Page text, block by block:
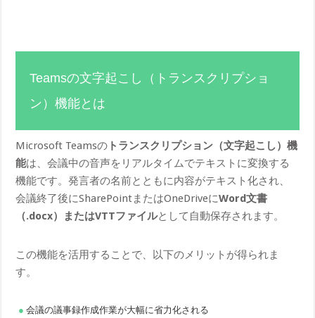
Teamsの文字起こし（トランスクリプショ
ン）機能とは
Microsoft Teamsの トランスクリプション（文字起こし）機
能は、会議中の音声をリアルタイムでテキストに変換する
機能です。発言者の名前とともに内容がテキスト化され、
会議終了後にSharePointまたはOneDriveにWord文書
（.docx）またはVTTファイルとして自動保存されます。
この機能を活用することで、以下のメリットが得られま
す。
会議の議事録作成作業が大幅に省力化される